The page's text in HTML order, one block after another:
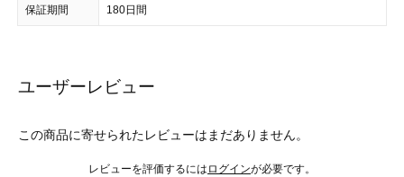
保証期間 180日間
ユーザーレビュー
この商品に寄せられたレビューはまだありません。
レビューを評価するには ログインが必要です。